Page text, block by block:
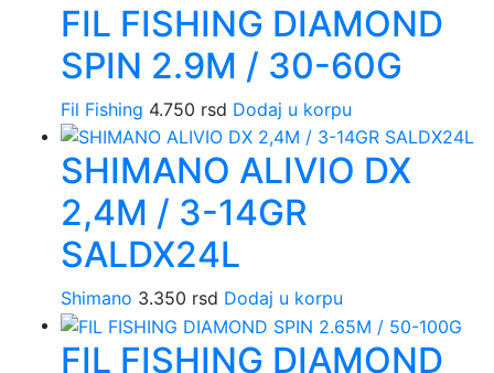
FIL FISHING DIAMOND
SPIN 2.9M / 30-60G
Fil Fishing 4.750 rsd Dodaj u korpu
SHIMANO ALIVIO DX
2,4M / 3-14GR
SALDX24L
Shimano 3.350 rsd Dodaj u korpu
FIL FISHING DIAMOND